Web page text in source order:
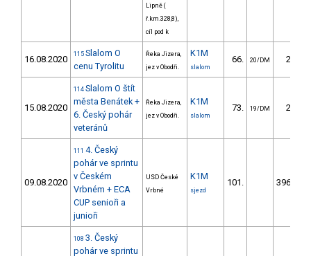
Lipně (
ř.km.328,8),
cíl pod k
16.08.2020 115 Slalom O
cenu Tyrolitu
Řeka Jizera,
jez v Obodři.
K1M
slalom
66. 20/DM 22.05
15.08.2020
114 Slalom O štít
města Benátek +
6. Český pohár
veteránů
Řeka Jizera,
jez v Obodři.
K1M
slalom
73. 19/DM 24.72
09.08.2020
111 4. Český
pohár ve sprintu
v Českém
Vrbném + ECA
CUP senioři a
junioři
USD České
Vrbné
K1M
sjezd
101. 3960.35
108 3. Český
pohár ve sprintu